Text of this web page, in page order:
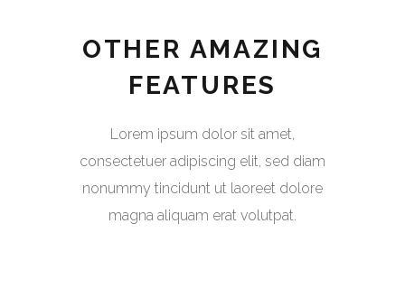
OTHER AMAZING
FEATURES
Lorem ipsum dolor sit amet,
consectetuer adipiscing elit, sed diam
nonummy tincidunt ut laoreet dolore
magna aliquam erat volutpat.